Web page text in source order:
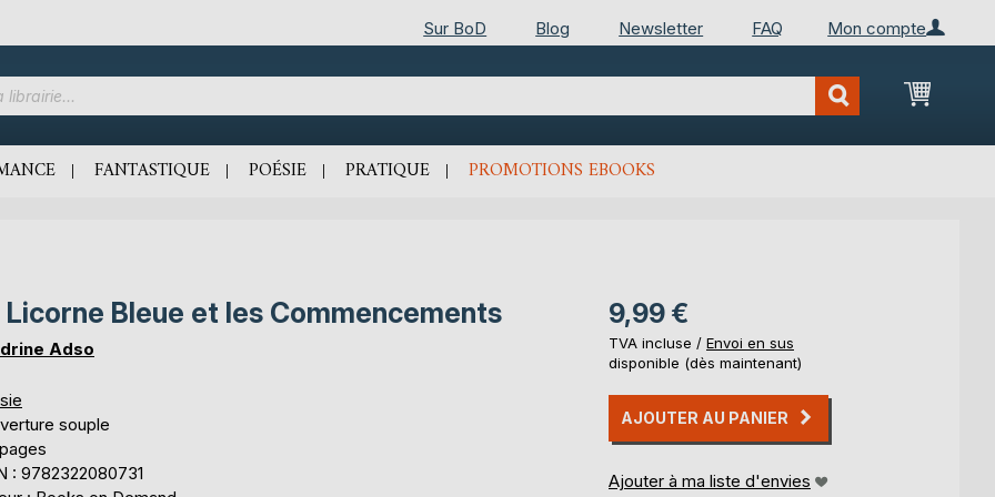
Mon compte
Sur BoD Blog Newsletter FAQ
Mon
FANTASTIQUE POÉSIE PRATIQUE PROMOTIONS EBOOKS
Licorne Bleue et les Commencements
Adso
souple
: 9782322080731
9,99 €
TVA incluse / Envoi en sus
disponible (dès maintenant)
AJOUTER AU PANIER
Ajouter à ma liste d'envies